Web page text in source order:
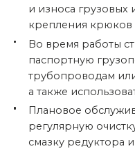
и износа грузовых
крепления крюков
Во время работы
паспортную
трубопроводам
а также
Плановое
регулярную
смазку редуктора